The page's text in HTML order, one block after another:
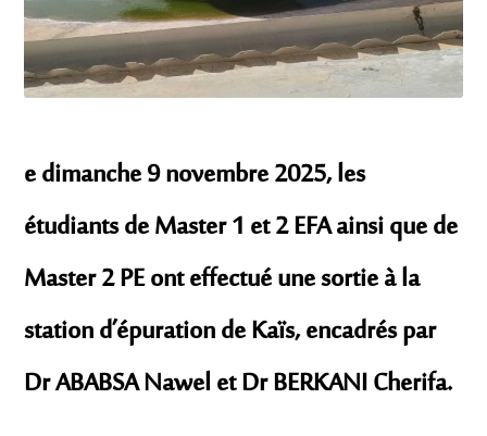
e dimanche 9 novembre 2025, les
étudiants de Master 1 et 2 EFA ainsi que de
Master 2 PE ont effectué une sortie à la
station d’épuration de Kaïs, encadrés par
Dr ABABSA Nawel et Dr BERKANI Cherifa.